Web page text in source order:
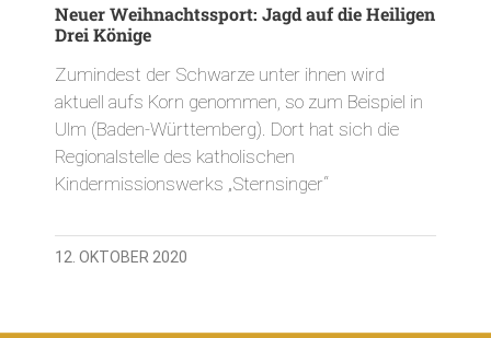
Neuer Weihnachtssport: Jagd auf die Heiligen
Drei Könige
Zumindest der Schwarze unter ihnen wird
aktuell aufs Korn genommen, so zum Beispiel in
Ulm (Baden-Württemberg). Dort hat sich die
Regionalstelle des katholischen
Kindermissionswerks „Sternsinger“
12. OKTOBER 2020